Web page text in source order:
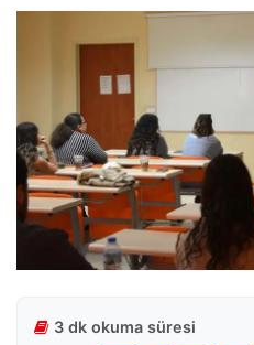
3 dk okuma süresi